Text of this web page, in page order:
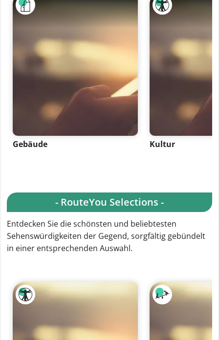
Gebäude Kultur
- RouteYou Selections -
Entdecken Sie die schönsten und beliebtesten
Sehenswürdigkeiten der Gegend, sorgfältig gebündelt
in einer entsprechenden Auswahl.